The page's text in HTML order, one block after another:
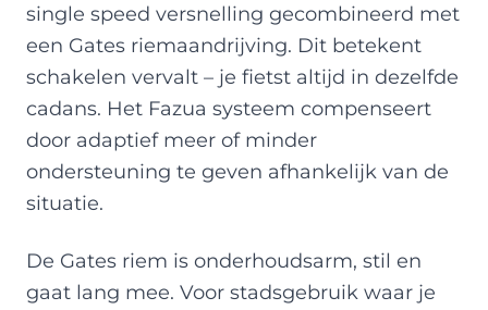
single speed versnelling gecombineerd met
een Gates riemaandrijving. Dit betekent
schakelen vervalt – je fietst altijd in dezelfde
cadans. Het Fazua systeem compenseert
door adaptief meer of minder
ondersteuning te geven afhankelijk van de
situatie.
De Gates riem is onderhoudsarm, stil en
gaat lang mee. Voor stadsgebruik waar je